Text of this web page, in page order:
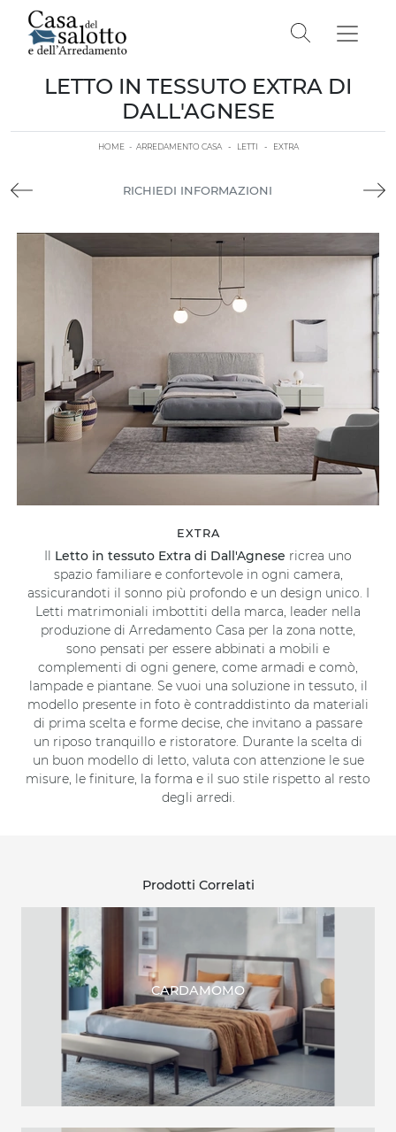
LETTO IN TESSUTO EXTRA DI
DALL'AGNESE
HOME - ARREDAMENTO CASA - LETTI - EXTRA
RICHIEDI INFORMAZIONI
EXTRA
Il Letto in tessuto Extra di Dall'Agnese ricrea uno
spazio familiare e confortevole in ogni camera,
assicurandoti il sonno più profondo e un design unico. I
Letti matrimoniali imbottiti della marca, leader nella
produzione di Arredamento Casa per la zona notte,
sono pensati per essere abbinati a mobili e
complementi di ogni genere, come armadi e comò,
lampade e piantane. Se vuoi una soluzione in tessuto, il
modello presente in foto è contraddistinto da materiali
di prima scelta e forme decise, che invitano a passare
un riposo tranquillo e ristoratore. Durante la scelta di
un buon modello di letto, valuta con attenzione le sue
misure, le finiture, la forma e il suo stile rispetto al resto
degli arredi.
Prodotti Correlati
CARDAMOMO